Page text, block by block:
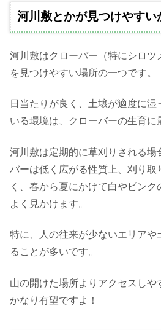
河川敷とかが見つけやすい
河川敷はクローバー（特にシロツ
を見つけやすい場所の一つです。
日当たりが良く、土壌が適度に湿
いる環境は、クローバーの生育に
河川敷は定期的に草刈りされる場
バーは低く広がる性質上、刈り取
く、春から夏にかけて白やピン
よく見かけます。
特に、人の往来が少ないエリアや
ることが多いです。
山の開けた場所よりアクセスしや
かなり有望ですよ！